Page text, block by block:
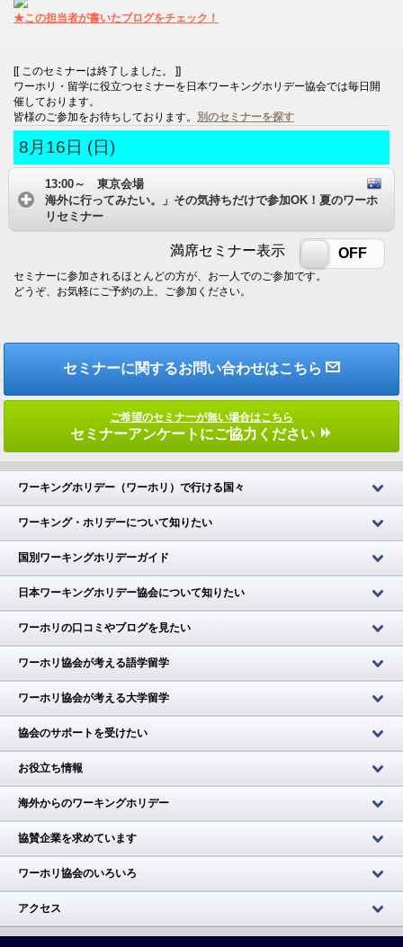
★この担当者が書いたブログをチェック！
[[ このセミナーは終了しました。 ]]
ワーホリ・留学に役立つセミナーを日本ワーキングホリデー協会では毎日開
催しております。
皆様のご参加をお待ちしております。 別のセミナーを探す
8月16日 (日)
13:00～ 東京会場
海外に行ってみたい。」その気持ちだけで参加OK！夏のワーホ
リセミナー
満席セミナー表示ON OFF
セミナーに参加されるほとんどの方が、お一人でのご参加です。
どうぞ、お気軽にご予約の上、ご参加ください。
セミナーに関するお問い合わせはこちら
ご希望のセミナーが無い場合はこちら
セミナーアンケートにご協力ください
ワーキングホリデー（ワーホリ）で行ける国々
ワーキング・ホリデーについて知りたい
国別ワーキングホリデーガイド
日本ワーキングホリデー協会について知りたい
ワーホリの口コミやブログを見たい
ワーホリ協会が考える語学留学
ワーホリ協会が考える大学留学
協会のサポートを受けたい
お役立ち情報
海外からのワーキングホリデー
協賛企業を求めています
ワーホリ協会のいろいろ
アクセス